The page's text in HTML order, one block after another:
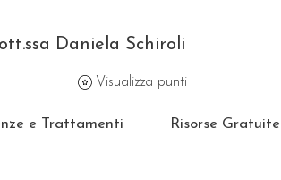
Daniela Schiroli
e Trattamenti Risorse Gratuite
Visualizza punti